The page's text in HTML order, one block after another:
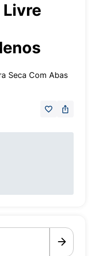
Seca Com Abas